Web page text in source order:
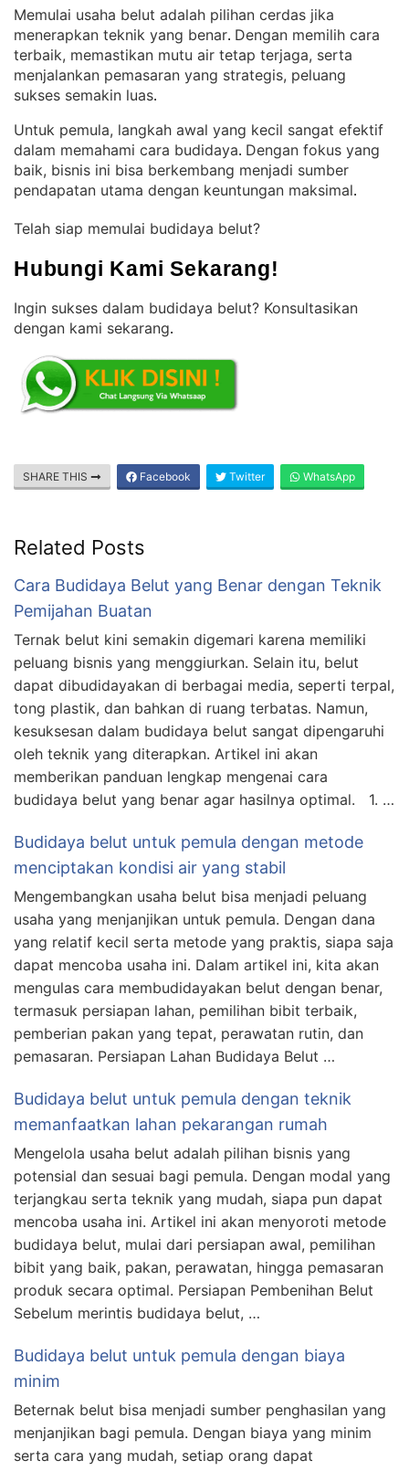
Memulai usaha belut adalah pilihan cerdas jika
menerapkan teknik yang benar. Dengan memilih cara
terbaik, memastikan mutu air tetap terjaga, serta
menjalankan pemasaran yang strategis, peluang
sukses semakin luas.
Untuk pemula, langkah awal yang kecil sangat efektif
dalam memahami cara budidaya. Dengan fokus yang
baik, bisnis ini bisa berkembang menjadi sumber
pendapatan utama dengan keuntungan maksimal.
Telah siap memulai budidaya belut?
Hubungi Kami Sekarang!
Ingin sukses dalam budidaya belut? Konsultasikan
dengan kami sekarang.
SHARE THIS Facebook Twitter WhatsApp
Related Posts
Cara Budidaya Belut yang Benar dengan Teknik
Pemijahan Buatan
Ternak belut kini semakin digemari karena memiliki
peluang bisnis yang menggiurkan. Selain itu, belut
dapat dibudidayakan di berbagai media, seperti terpal,
tong plastik, dan bahkan di ruang terbatas. Namun,
kesuksesan dalam budidaya belut sangat dipengaruhi
oleh teknik yang diterapkan. Artikel ini akan
memberikan panduan lengkap mengenai cara
budidaya belut yang benar agar hasilnya optimal. 1. …
Budidaya belut untuk pemula dengan metode
menciptakan kondisi air yang stabil
Mengembangkan usaha belut bisa menjadi peluang
usaha yang menjanjikan untuk pemula. Dengan dana
yang relatif kecil serta metode yang praktis, siapa saja
dapat mencoba usaha ini. Dalam artikel ini, kita akan
mengulas cara membudidayakan belut dengan benar,
termasuk persiapan lahan, pemilihan bibit terbaik,
pemberian pakan yang tepat, perawatan rutin, dan
pemasaran. Persiapan Lahan Budidaya Belut …
Budidaya belut untuk pemula dengan teknik
memanfaatkan lahan pekarangan rumah
Mengelola usaha belut adalah pilihan bisnis yang
potensial dan sesuai bagi pemula. Dengan modal yang
terjangkau serta teknik yang mudah, siapa pun dapat
mencoba usaha ini. Artikel ini akan menyoroti metode
budidaya belut, mulai dari persiapan awal, pemilihan
bibit yang baik, pakan, perawatan, hingga pemasaran
produk secara optimal. Persiapan Pembenihan Belut
Sebelum merintis budidaya belut, …
Budidaya belut untuk pemula dengan biaya
minim
Beternak belut bisa menjadi sumber penghasilan yang
menjanjikan bagi pemula. Dengan biaya yang minim
serta cara yang mudah, setiap orang dapat